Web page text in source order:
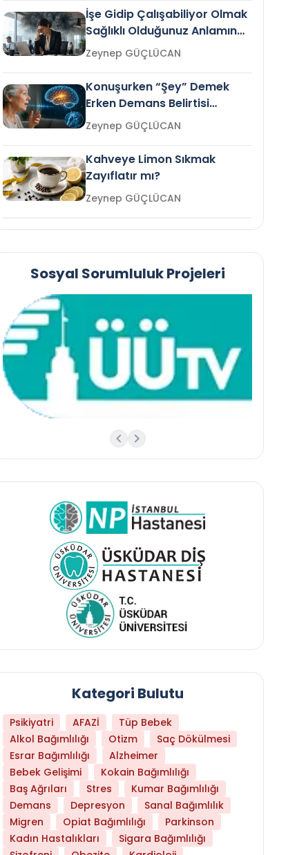
Hangi Yaşta Hangi Testi Yaptırmanız
İşe Gidip Çalışabiliyor Olmak
Sağlıklı Olduğunuz Anlamına
Gelir mi?Zeynep GÜÇLÜCAN
Konuşurken “Şey” Demek
Erken Demans Belirtisi
Olabilir mi?Zeynep GÜÇLÜCAN
Kahveye Limon Sıkmak
Zayıflatır mı?
Zeynep GÜÇLÜCAN
Sosyal Sorumluluk Projeleri
Kategori Bulutu
Psikiyatri AFAZİ
Tüp Bebek
Alkol Bağımlılığı
Otizm
Saç Dökülmesi
Esrar Bağımlılığı
Alzheimer
Bebek Gelişimi
Kokain Bağımlılığı
Baş Ağrıları
Stres
Kumar Bağımlılığı
Demans
Depresyon
Sanal Bağımlılık
Migren
Opiat Bağımlılığı
Parkinson
Kadın Hastalıkları
Sigara Bağımlılığı